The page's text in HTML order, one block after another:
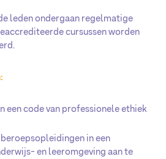
leden ondergaan regelmatige
cursussen worden
een code van professionele ethiek
in een
en leeromgeving aan te